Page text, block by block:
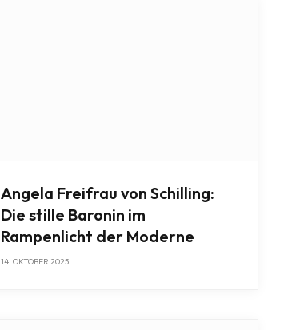
Angela Freifrau von Schilling:
Die stille Baronin im
Rampenlicht der Moderne
14. OKTOBER 2025